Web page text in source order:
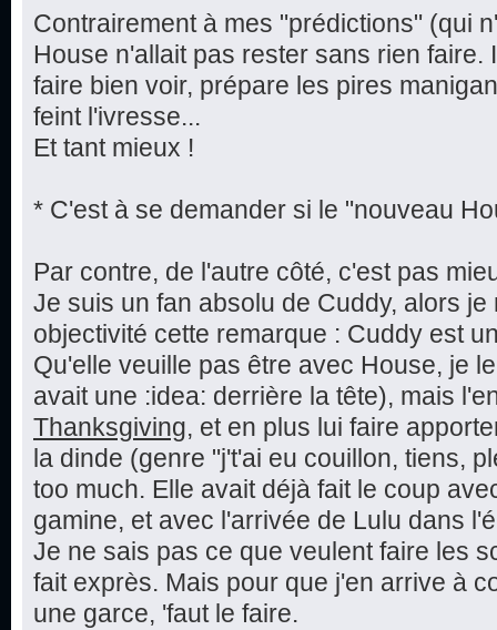
Contrairement à mes "prédictions" (qui
House n'allait pas rester sans rien
faire bien voir, prépare les pires
feint l'ivresse...
Et tant mieux !
* C'est à se demander si le "nouveau
Par contre, de l'autre côté, c'est pas
Je suis un fan absolu de Cuddy, alors
objectivité cette remarque : Cuddy est
Qu'elle veuille pas être avec House, je
avait une :idea: derrière la tête), mais
Thanksgiving, et en plus lui faire
la dinde (genre "j't'ai eu couillon, tiens,
too much. Elle avait déjà fait le coup
gamine, et avec l'arrivée de Lulu dans
Je ne sais pas ce que veulent faire les
fait exprès. Mais pour que j'en arrive à
une garce, 'faut le faire.